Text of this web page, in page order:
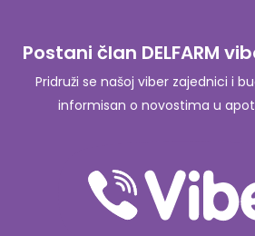
Postani član DELFARM
Pridruži se našoj viber zajednici i
informisan o novostima u